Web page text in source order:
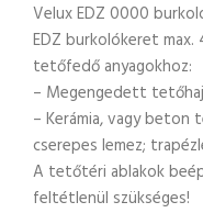
Velux EDZ 0000
EDZ burkolókeret max.
tetőfedő anyagokhoz:
– Megengedett
– Kerámia, vagy
cserepes lemez;
A tetőtéri ablakok
feltétlenül szükséges!